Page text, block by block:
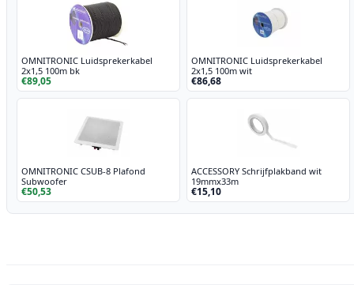
OMNITRONIC Luidsprekerkabel
2x1,5 100m bk
€89,05
OMNITRONIC Luidsprekerkabel
2x1,5 100m wit
€86,68
OMNITRONIC CSUB-8 Plafond
Subwoofer
€50,53
ACCESSORY Schrijfplakband wit
19mmx33m
€15,10